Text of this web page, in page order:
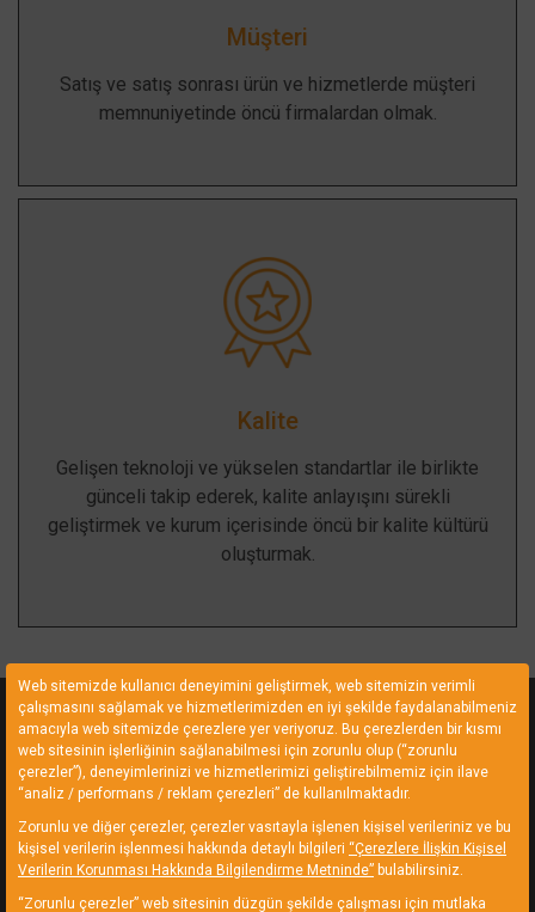
Müşteri
Satış ve satış sonrası ürün ve hizmetlerde müşteri
memnuniyetinde öncü firmalardan olmak.
Kalite
Gelişen teknoloji ve yükselen standartlar ile birlikte
günceli takip ederek, kalite anlayışını sürekli
geliştirmek ve kurum içerisinde öncü bir kalite kültürü
oluşturmak.
RenkLabel
RenkLabel belirlediği hedefler ve
ilkeler ile sadece yapıyoruz
demekle yetinmez. Doğru üretim
anlayışıyla sözünde durur.
Hizmetler
Seriagrafi Baskı
Endüstriyel Performans
Etiketleri
Endüstriyel Şekilli
Web sitemizde kullanıcı deneyimini geliştirmek, web sitemizin verimli
çalışmasını sağlamak ve hizmetlerimizden en iyi şekilde faydalanabilmeniz
amacıyla web sitemizde çerezlere yer veriyoruz. Bu çerezlerden bir kısmı
web sitesinin işlerliğinin sağlanabilmesi için zorunlu olup (“zorunlu
çerezler”), deneyimlerinizi ve hizmetlerimizi geliştirebilmemiz için ilave
“analiz / performans / reklam çerezleri” de kullanılmaktadır.
Zorunlu ve diğer çerezler, çerezler vasıtayla işlenen kişisel verileriniz ve bu
kişisel verilerin işlenmesi hakkında detaylı bilgileri “Çerezlere İlişkin Kişisel
Verilerin Korunması Hakkında Bilgilendirme Metninde” bulabilirsiniz.
“Zorunlu çerezler” web sitesinin düzgün şekilde çalışması için mutlaka